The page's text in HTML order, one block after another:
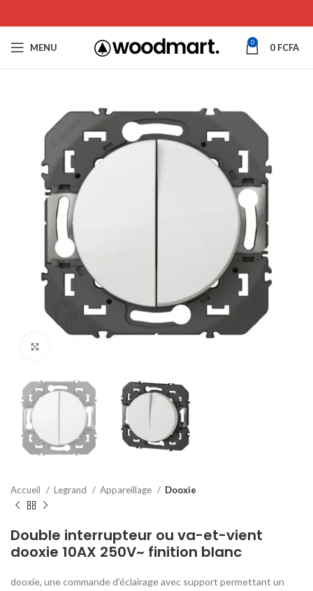
MENU 0 0 FCFA
Accueil Legrand Appareillage Dooxie
Double interrupteur ou va-et-vient
dooxie 10AX 250V~ finition blanc
dooxie, une commande d’éclairage avec support permettant un